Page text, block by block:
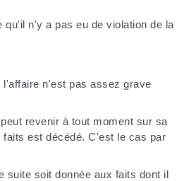
n'y a pas eu de violation de la
n'est pas assez grave
revenir à tout moment sur sa
faits est décédé. C'est le cas par
suite soit donnée aux faits dont il